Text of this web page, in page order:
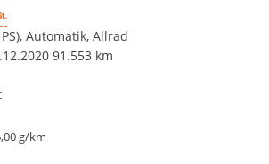
PS), Automatik, Allrad
91.553 km
g/km